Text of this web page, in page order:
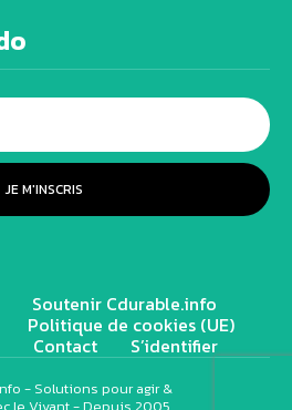
JE M'INSCRIS
Soutenir Cdurable.info
Politique de cookies (UE)
Contact S’identifier
- Solutions pour agir &